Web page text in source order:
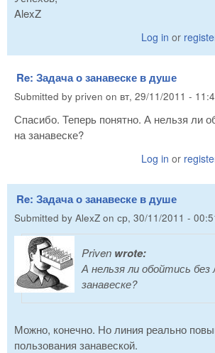
AlexZ
Log in or
Re: Задача о занавеске в душе
Submitted by priven on вт, 29/11/2011 -
Спасибо. Теперь понятно. А нельзя ли
на занавеске?
Log in or
Re: Задача о занавеске в душе
Submitted by AlexZ on ср, 30/11/2011 -
Priven wrote:
А нельзя ли обойтись без
занавеске?
Можно, конечно. Но линия реально
пользования занавеской.